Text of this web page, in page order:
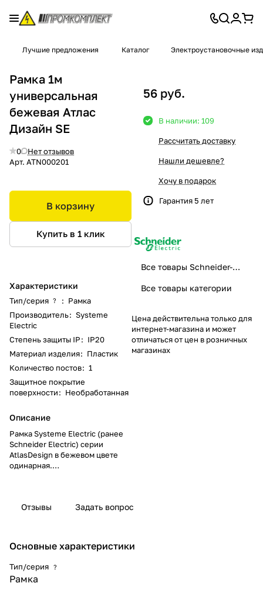
Лучшие предложения Каталог Электроустановочные
Рамка 1м
универсальная
бежевая Атлас
Дизайн SE
0
Нет отзывов
Арт. ATN000201
В корзину
Купить в 1 клик
Характеристики
Тип/серия ? : Рамка
Производитель: Systeme
Electric
Степень защиты IP: IP20
Материал изделия: Пластик
Количество постов: 1
Защитное покрытие
поверхности: Необработанная
Описание
Рамка Systeme Electric (ранее
Schneider Electric) серии
AtlasDesign в бежевом цвете
одинарная.
излучению.
56 руб.
В наличии: 109
Рассчитать доставку
Нашли дешевле?
Хочу в подарок
Гарантия 5 лет
Все товары Schneider-Electric
Все товары категории
Цена действительна только для
интернет-магазина и может
отличаться от цен в розничных
магазинах
Отзывы Задать вопрос
Основные характеристики
Тип/серия ?
Рамка